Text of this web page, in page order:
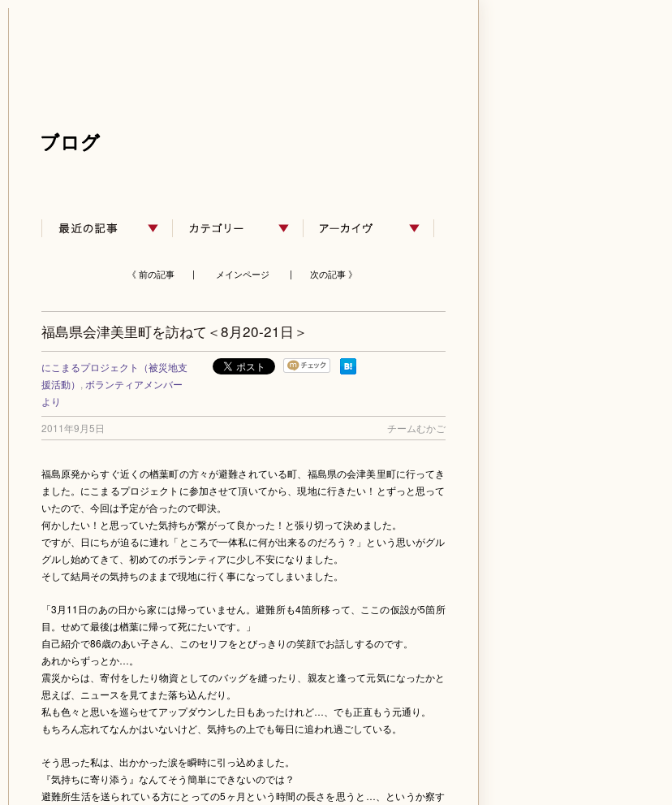
《 前の記事 | メインページ | 次の記事 》
福島県会津美里町を訪ねて＜8月20-21日＞
にこまるプロジェクト（被災地支
援活動）
ボランティアメンバー
より
2011年9月5日
チームむかご
福島原発からすぐ近くの楢葉町の方々が避難されている町、福島県の会津美里町に行ってき
ました。にこまるプロジェクトに参加させて頂いてから、現地に行きたい！とずっと思って
いたので、今回は予定が合ったので即決。
何かしたい！と思っていた気持ちが繋がって良かった！と張り切って決めました。
ですが、日にちが迫るに連れ「ところで一体私に何が出来るのだろう？」という思いがグル
グルし始めてきて、初めてのボランティアに少し不安になりました。
そして結局その気持ちのままで現地に行く事になってしまいました。
「3月11日のあの日から家には帰っていません。避難所も4箇所移って、ここの仮設が5箇所
目。せめて最後は楢葉に帰って死にたいです。」
自己紹介で86歳のあい子さん、このセリフをとびっきりの笑顔でお話しするのです。
あれからずっとか…。
震災からは、寄付をしたり物資としてのバッグを縫ったり、親友と逢って元気になったかと
思えば、ニュースを見てまた落ち込んだり。
私も色々と思いを巡らせてアップダウンした日もあったけれど…、でも正直もう元通り。
もちろん忘れてなんかはいないけど、気持ちの上でも毎日に追われ過ごしている。
そう思った私は、出かかった涙を瞬時に引っ込めました。
『気持ちに寄り添う』なんてそう簡単にできないのでは？
避難所生活を送られている方にとっての5ヶ月という時間の長さを思うと…、というか察す